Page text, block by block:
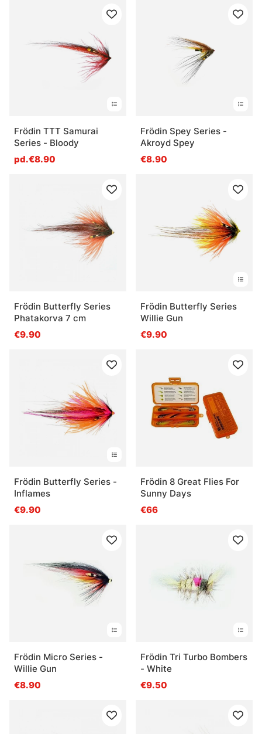
Frödin TTT Samurai
Series - Bloody
pd.€8.90
Frödin Spey Series -
Akroyd Spey
€8.90
Frödin Butterfly Series
Phatakorva 7 cm
€9.90
Frödin Butterfly Series
Willie Gun
€9.90
Frödin Butterfly Series -
Inflames
€9.90
Frödin 8 Great Flies For
Sunny Days
€66
Frödin Micro Series -
Willie Gun
€8.90
Frödin Tri Turbo Bombers
- White
€9.50